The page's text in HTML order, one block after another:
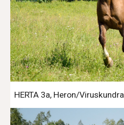
HERTA 3a, Heron/Viruskundra